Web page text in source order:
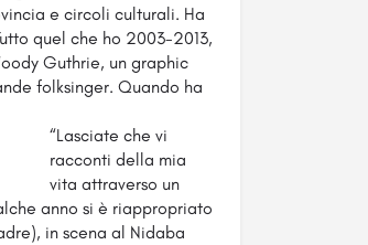
e circoli culturali. Ha
quel che ho 2003-2013,
Guthrie, un graphic
folksinger. Quando ha
“Lasciate che vi
racconti della mia
vita attraverso un
anno si è riappropriato
in scena al Nidaba